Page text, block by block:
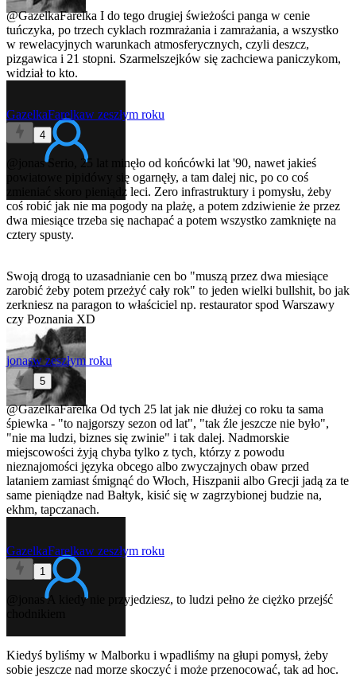
@GazelkaFarelka I do tego drugiej świeżości panga w cenie
tuńczyka, po trzech cyklach rozmrażania i zamrażania, a wszystko
w rewelacyjnych warunkach atmosferycznych, czyli deszcz,
pizgawica i 21 stopni. Szarmelszejków się zachciewa paniczykom,
widział to kto.
GazelkaFarelkaw zeszłym roku
4
Serio, 25 lat minęło od końcówki lat '90, nawet jakieś
powiatowe pipidówy się ogarnęły, a tam dalej nic, po co coś
zmieniać skoro pieniądz leci. Zero infrastruktury i pomysłu, żeby
coś robić jak nie ma pogody na plażę, a potem zdziwienie że przez
dwa miesiące trzeba się nachapać a potem wszystko zamknięte na
cztery spusty.
Swoją drogą to uzasadnianie cen bo "muszą przez dwa miesiące
zarobić żeby potem przeżyć cały rok" to jeden wielki bullshit, bo jak
zerkniesz na paragon to właściciel np. restaurator spod Warszawy
czy Poznania XD
jonasw zeszłym roku
5
@GazelkaFarelka Od tych 25 lat jak nie dłużej co roku ta sama
śpiewka - "to najgorszy sezon od lat", "tak źle jeszcze nie było",
"nie ma ludzi, biznes się zwinie" i tak dalej. Nadmorskie
miejscowości żyją chyba tylko z tych, którzy z powodu
nieznajomości języka obcego albo zwyczajnych obaw przed
lataniem zamiast śmignąć do Włoch, Hiszpanii albo Grecji jadą za te
same pieniądze nad Bałtyk, kisić się w zagrzybionej budzie na,
ekhm, tapczanach.
GazelkaFarelkaw zeszłym roku
1
A kiedy nie przyjedziesz, to ludzi pełno że ciężko przejść
Kiedyś byliśmy w Malborku i wpadliśmy na głupi pomysł, żeby
sobie jeszcze nad morze skoczyć i może przenocować, tak ad hoc.